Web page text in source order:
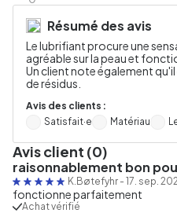
Résumé des avis
Le lubrifiant procure une
agréable sur la peau et
Un client note également qu'il
de résidus.
Avis des clients :
Satisfait·e
Matériau
Avis client (0)
raisonnablement bon
K.Bøtefyhr - 17. sep.
fonctionne parfaitement
Achat vérifié